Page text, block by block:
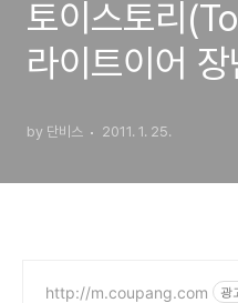
토이스토리
라이트이어
by 단비스 2011. 1. 25.
http://m.coupang.com 광